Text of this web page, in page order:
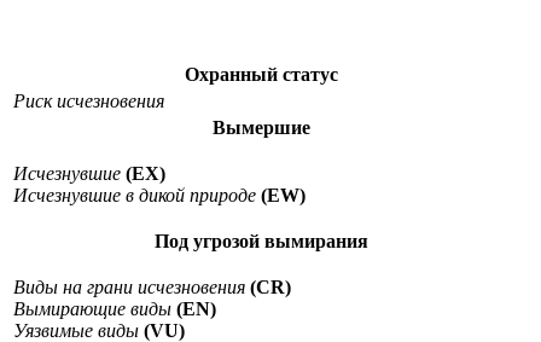
Охранный статус
Риск исчезновения
Вымершие
Исчезнувшие (EX)
Исчезнувшие в дикой природе (EW)
Под угрозой вымирания
Виды на грани исчезновения (CR)
Вымирающие виды (EN)
Уязвимые виды (VU)